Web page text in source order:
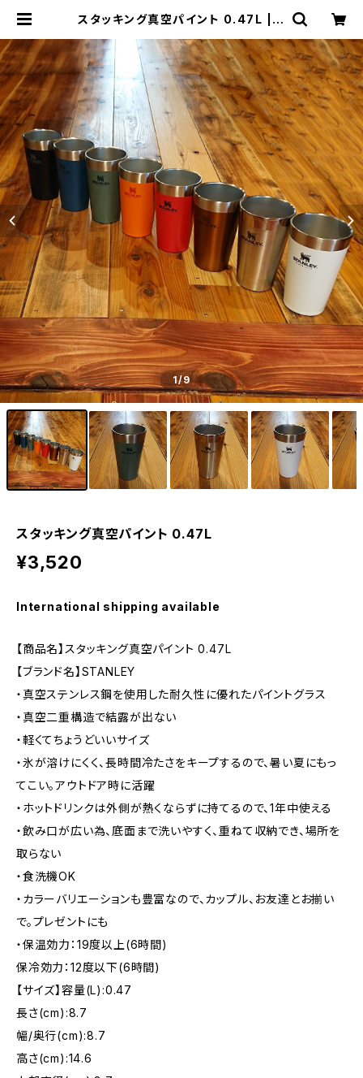
スタッキング真空パイント 0.47L | T
1/9
スタッキング真空パイント 0.47L
¥3,520
International shipping available
【商品名】スタッキング真空パイント 0.47L
【ブランド名】STANLEY
・真空ステンレス鋼を使用した耐久性に優れたパイントグラス
・真空二重構造で結露が出ない
・軽くてちょうどいいサイズ
・氷が溶けにくく、長時間冷たさをキープするので、暑い夏にもっ
てこい。アウトドア時に活躍
・ホットドリンクは外側が熱くならずに持てるので、1年中使える
・飲み口が広い為、底面まで洗いやすく、重ねて収納でき、場所を
取らない
・食洗機OK
・カラーバリエーションも豊富なので、カップル、お友達とお揃い
で。プレゼントにも
・保温効力：19度以上(6時間)
保冷効力：12度以下(6時間)
【サイズ】容量(L):0.47
長さ(cm):8.7
幅/奥行(cm):8.7
高さ(cm):14.6